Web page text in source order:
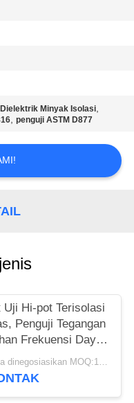
Minyak Isolasi,
,penguji ASTM D877
Uji Hi-pot Terisolasi
Penguji Tegangan
Frekuensi Daya
Bisa dinegosiasikan MOQ:1 Set